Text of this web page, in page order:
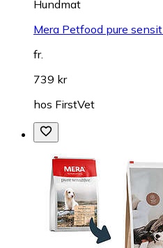
Hundmat
Mera Petfood pure
fr.
739 kr
hos FirstVet